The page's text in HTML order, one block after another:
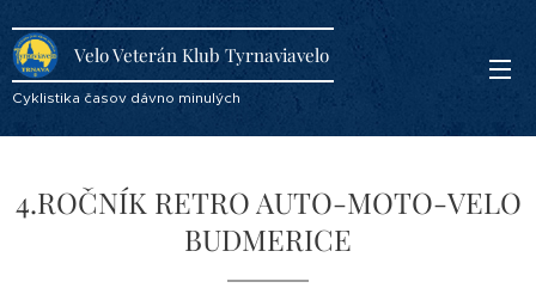
Velo Veterán Klub Tyrnaviavelo
Cyklistika časov dávno minulých
4.ROČNÍK RETRO AUTO-MOTO-VELO
BUDMERICE